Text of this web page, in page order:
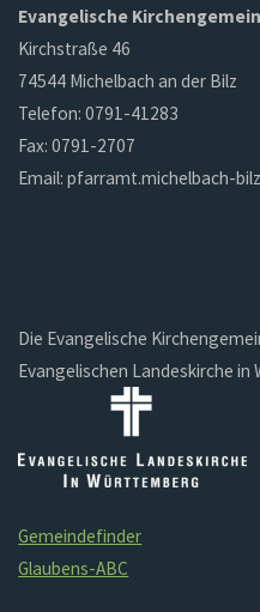
Evangelische
Kirchstraße 46
74544 Michelbach an der Bilz
Telefon: 0791-41283
Fax: 0791-2707
Email: pfarramt.michelbach-
Die Evangelische
Evangelischen Landeskirche in
Gemeindefinder
Glaubens-ABC